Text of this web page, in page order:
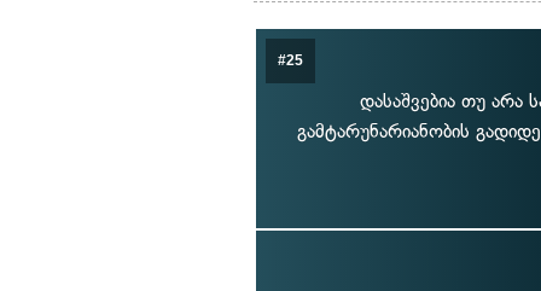
#25
დასაშვებია თუ არა
გამტარუნარიანობის